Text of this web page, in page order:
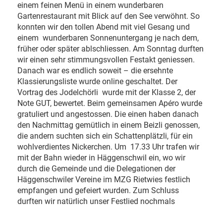
einem feinen Menü in einem wunderbaren
Gartenrestaurant mit Blick auf den See verwöhnt. So
konnten wir den tollen Abend mit viel Gesang und
einem wunderbaren Sonnenuntergang je nach dem,
früher oder später ablschliessen. Am Sonntag durften
wir einen sehr stimmungsvollen Festakt geniessen.
Danach war es endlich soweit – die ersehnte
Klassierungsliste wurde online geschaltet. Der
Vortrag des Jodelchörli wurde mit der Klasse 2, der
Note GUT, bewertet. Beim gemeinsamen Apéro wurde
gratuliert und angestossen. Die einen haben danach
den Nachmittag gemütlich in einem Beizli genossen,
die andern suchten sich ein Schattenplätzli, für ein
wohlverdientes Nickerchen. Um 17.33 Uhr trafen wir
mit der Bahn wieder in Häggenschwil ein, wo wir
durch die Gemeinde und die Delegationen der
Häggenschwiler Vereine im MZG Rietwies festlich
empfangen und gefeiert wurden. Zum Schluss
durften wir natürlich unser Festlied nochmals